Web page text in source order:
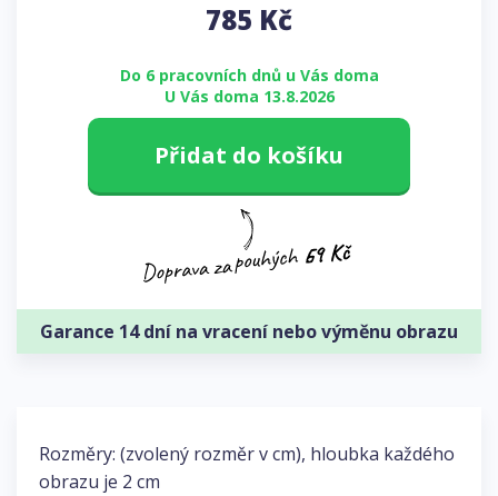
Rozměry: (zvolený rozměr v cm), hloubka každého
obrazu je 2 cm
785 Kč
Do 6 pracovních dnů u Vás doma
U Vás doma 13.8.2026
Přidat do košíku
Garance 14 dní na vracení nebo výměnu obrazu